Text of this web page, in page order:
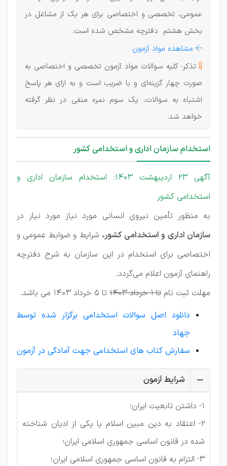
عمومی، تخصصی و اختصاصی برای هر یک از مشاغل در
بخش هشتم دفترچه مشخص شده است.
 مشاهده مواد آزمون
 تذکر: کلیه سوالات مواد آزمون تخصصی و اختصاصی به
صورت چهار گزینه‌ای و با ضریب است و به ازای هر پاسخ
اشتباه به سوالات، یک سوم نمره منفی در نظر گرفته
خواهد شد.
استخدام سازمان اداری و استخدامی کشور
آگهی 23 اردیبهشت 1403: استخدام سازمان اداری و
استخدامی کشور
به ‌منظور تأمین نیروی انسانی مورد نیاز مورد نیاز در
سازمان اداری و استخدامی کشور، شرایط و ضوابط عمومی و
اختصاصی برای استخدام در این سازمان به شرح دفترچه
راهنمای آزمون اعلام می‌گردد.
مهلت ثبت نام تا 1 خرداد 1403
تا 5 خرداد 1403 می باشد.
دانلود اصل سوالات استخدامی برگزار شده توسط
جهاد
سفارش کتاب های استخدامی جهت آمادگی در آزمون
شرایط آزمون
۱- داشتن تابعیت ایران؛
۲- اعتقاد به دین مبین اسلام یا یکی از ادیان شناخته
شده در قانون اساسی جمهوری اسلامی ایران؛
۳- التزام به قانون اساسی جمهوری اسلامی ایران؛